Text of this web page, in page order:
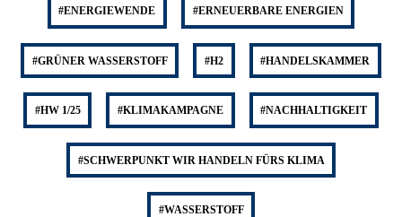
#ENERGIEWENDE #ERNEUERBARE ENERGIEN
#GRÜNER WASSERSTOFF #H2 #HANDELSKAMMER
#HW 1/25 #KLIMAKAMPAGNE #NACHHALTIGKEIT
#SCHWERPUNKT WIR HANDELN FÜRS KLIMA
#WASSERSTOFF